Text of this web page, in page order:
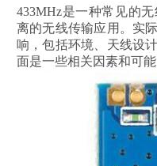
433MHz是一种常见的
离的无线传输应用。实
响，包括环境、天线设
面是一些相关因素和可